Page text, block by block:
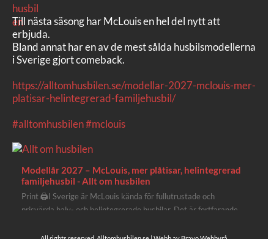
Till nästa säsong har McLouis en hel del nytt att
erbjuda.
Bland annat har en av de mest sålda husbilsmodellerna
i Sverige gjort comeback.
https://alltomhusbilen.se/modellar-2027-mclouis-mer-
platisar-helintegrerad-familjehusbil/
#alltomhusbilen#mclouis
Modellår 2027 – McLouis, mer plåtisar, helintegrerad
familjehusbil - Allt om husbilen
Print 🖨I Sverige är McLouis kända för fullutrustade och
prisvärda halv- och helintegrerade husbilar. Det är fortfarande
plåtisutbud lite extra kärlek med hela 3 nya utrustningsnivåer.